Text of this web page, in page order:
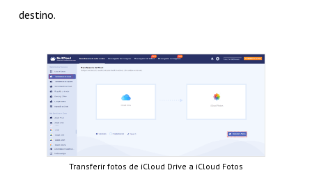
destino.
Transferir fotos de iCloud Drive a iCloud Fotos